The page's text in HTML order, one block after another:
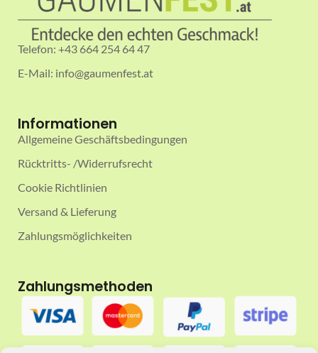
Telefon: +43 664 254 64 47
E-Mail: info@gaumenfest.at
Informationen
Allgemeine Geschäftsbedingungen
Rücktritts- /Widerrufsrecht
Cookie Richtlinien
Versand & Lieferung
Zahlungsmöglichkeiten
Zahlungsmethoden